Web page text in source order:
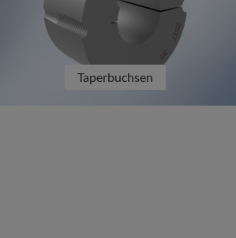
Taperbuchsen